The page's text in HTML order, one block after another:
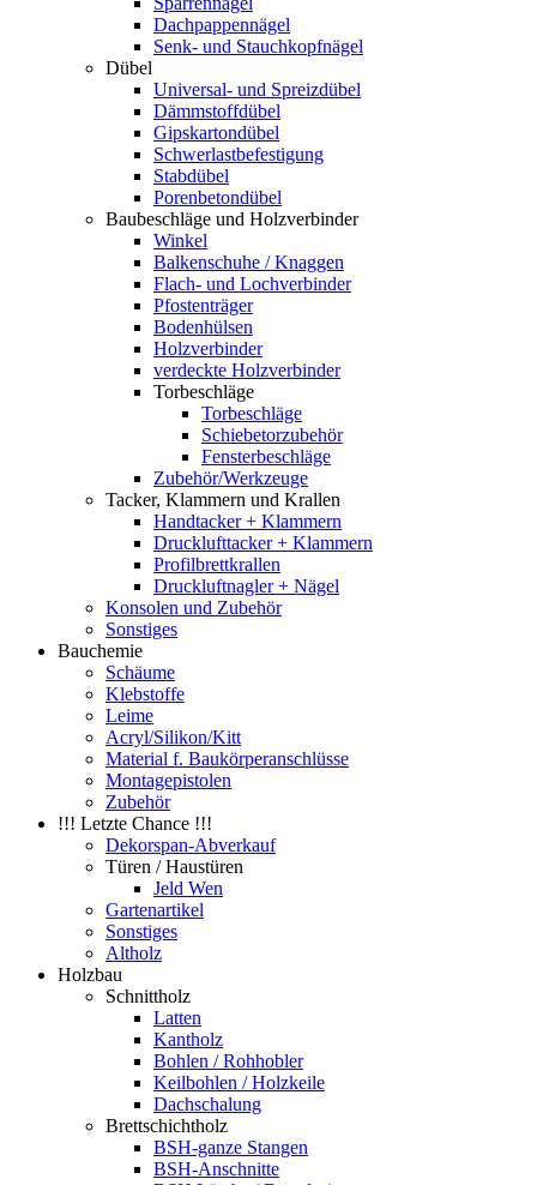
Dachpappennägel
Senk- und Stauchkopfnägel
Dübel
Universal- und Spreizdübel
Dämmstoffdübel
Gipskartondübel
Schwerlastbefestigung
Stabdübel
Porenbetondübel
Baubeschläge und Holzverbinder
Winkel
Balkenschuhe / Knaggen
Flach- und Lochverbinder
Pfostenträger
Bodenhülsen
Holzverbinder
verdeckte Holzverbinder
Torbeschläge
Torbeschläge
Schiebetorzubehör
Fensterbeschläge
Zubehör/Werkzeuge
Tacker, Klammern und Krallen
Handtacker + Klammern
Drucklufttacker + Klammern
Profilbrettkrallen
Druckluftnagler + Nägel
Konsolen und Zubehör
Sonstiges
Bauchemie
Schäume
Klebstoffe
Leime
Acryl/Silikon/Kitt
Material f. Baukörperanschlüsse
Montagepistolen
Zubehör
!!! Letzte Chance !!!
Dekorspan-Abverkauf
Türen / Haustüren
Jeld Wen
Gartenartikel
Sonstiges
Altholz
Holzbau
Schnittholz
Latten
Kantholz
Bohlen / Rohhobler
Keilbohlen / Holzkeile
Dachschalung
Brettschichtholz
BSH-ganze Stangen
BSH-Anschnitte